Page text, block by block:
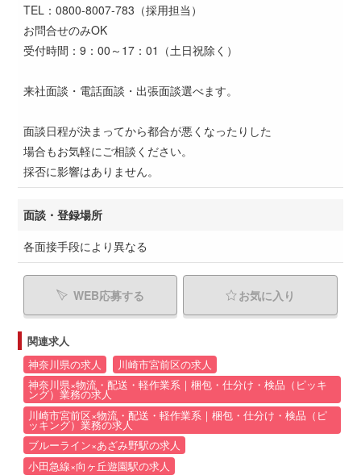
TEL：0800-8007-783（採用担当）
お問合せのみOK
受付時間：9：00～17：01（土日祝除く）
来社面談・電話面談・出張面談選べます。
面談日程が決まってから都合が悪くなったりした
場合もお気軽にご相談ください。
採否に影響はありません。
面談・登録場所
各面接手段により異なる
WEB応募する お気に入り
関連求人
神奈川県の求人
川崎市宮前区の求人
神奈川県×物流・配送・軽作業系｜梱包・仕分け・検品（ピッキ
ング）業務の求人
川崎市宮前区×物流・配送・軽作業系｜梱包・仕分け・検品（ピ
ッキング）業務の求人
ブルーライン×あざみ野駅の求人
小田急線×向ヶ丘遊園駅の求人